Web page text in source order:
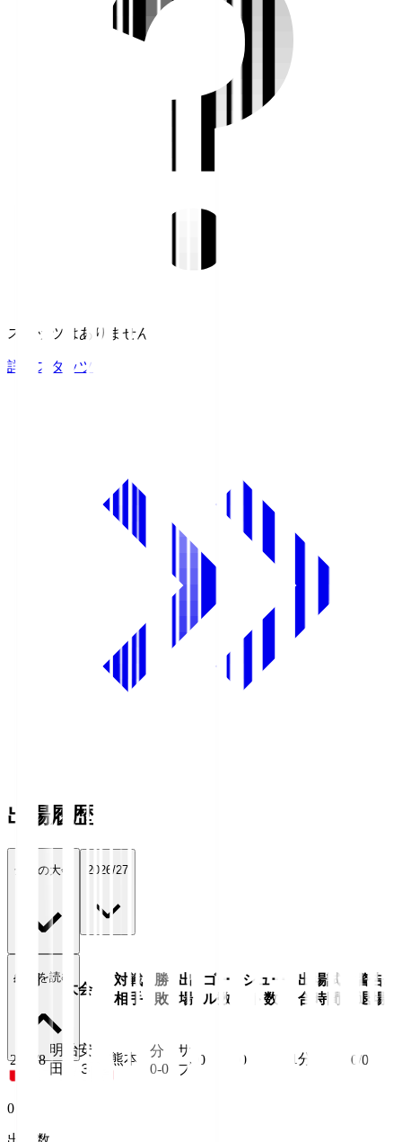
スタッツはありません。
詳細スタッツ
出場履歴
全ての大会 2026/27
年月
大会
対戦
相手
勝
敗
出
場
ゴー
ル数
シュー
ト数
出場試
合時間
警告/
退場
26/8/8
明治安
田Ｊ３
熊本
分
0-0
サ
ブ
0 0 1分 0/0
続きを読む
0